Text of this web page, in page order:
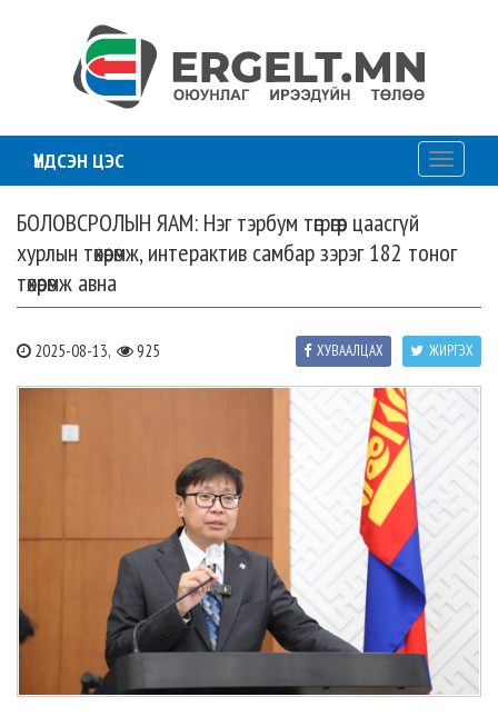
ҮНДСЭН ЦЭС
Toggle
БОЛОВСРОЛЫН ЯАМ: Нэг тэрбум төгрөгөөр цаасгүй
хурлын төхөөрөмж, интерактив самбар зэрэг 182 тоног
төхөөрөмж авна
2025-08-13, 925 ЖИРГЭХ
ХУВААЛЦАХ